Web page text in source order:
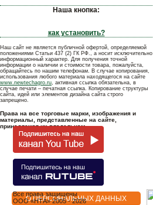
Наша кнопка:
как установить?
Наш сайт не является публичной офертой, определяемой
положениями Статьи 437 (2) ГК РФ., а носит исключительно
информационный характер. Для получения точной
информации о наличии и стоимости товара, пожалуйста,
обращайтесь по нашим телефонам. В случае копирования,
использования любого материала находящегося на сайте
www.newtechagro.ru, активная ссылка обязательна, в
случае печати – печатная ссылка. Копирование структуры
сайта, идей или элементов дизайна сайта строго
запрещено.
Права на все торговые марки, изображения и
материалы, представленные на сайте,
принадлежат их владельцам.
О ПЕРСОНАЛЬНЫХ ДАННЫХ
Все права защищены
OOO «НТА» 2005 - 2026